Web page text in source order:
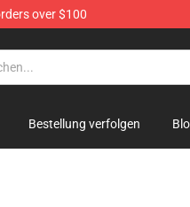
over $100
Bestellung verfolgen